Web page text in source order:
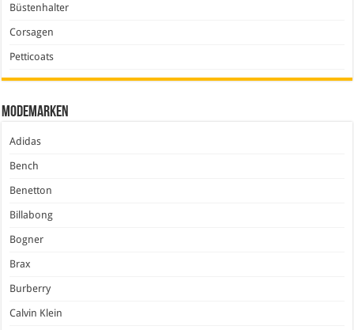
Büstenhalter
Corsagen
Petticoats
Modemarken
Adidas
Bench
Benetton
Billabong
Bogner
Brax
Burberry
Calvin Klein